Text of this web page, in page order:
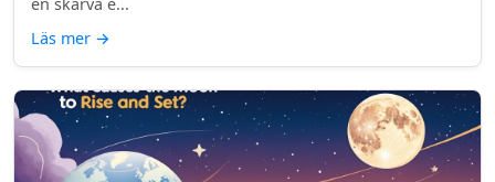
Läs mer →